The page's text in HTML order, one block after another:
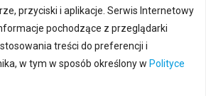
przyciski i aplikacje. Serwis Internetowy
pochodzące z przeglądarki
treści do preferencji i
w tym w sposób określony w Polityce